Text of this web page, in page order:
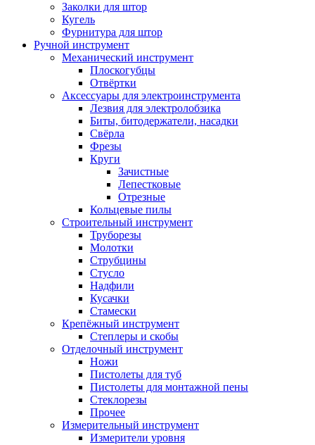
Заколки для штор
Кугель
Фурнитура для штор
Ручной инструмент
Механический инструмент
Плоскогубцы
Отвёртки
Аксессуары для электроинструмента
Лезвия для электролобзика
Биты, битодержатели, насадки
Свёрла
Фрезы
Круги
Зачистные
Лепестковые
Отрезные
Кольцевые пилы
Строительный инструмент
Труборезы
Молотки
Струбцины
Стусло
Надфили
Кусачки
Стамески
Крепёжный инструмент
Степлеры и скобы
Отделочный инструмент
Ножи
Пистолеты для туб
Пистолеты для монтажной пены
Стеклорезы
Прочее
Измерительный инструмент
Измерители уровня